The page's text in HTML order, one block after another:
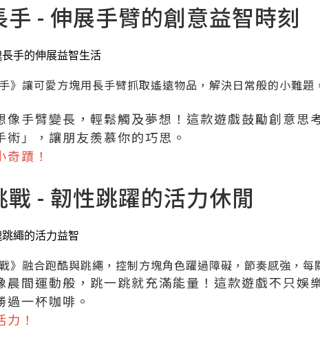
- 伸展手臂的創意益智時刻
》讓可愛方塊用長手臂抓取遙遠物品，解決日常般的小難
像手臂變長，輕鬆觸及夢想！這款遊戲鼓勵創意思
」，讓朋友羨慕你的巧思。
蹟！
- 韌性跳躍的活力休閒
》融合跑酷與跳繩，控制方塊角色躍過障礙，節奏感強，
晨間運動般，跳一跳就充滿能量！這款遊戲不只娛
一杯咖啡。
！